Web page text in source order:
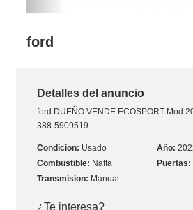
ford
Detalles del anuncio
ford DUEÑO VENDE ECOSPORT Mod
388-5909519
Usado
Nafta
Manual
¿Te interesa?